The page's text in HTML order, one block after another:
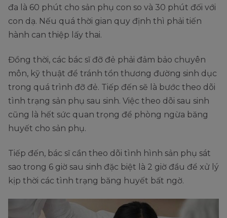
đa là 60 phút cho sản phụ con so và 30 phút đối với
con dạ. Nếu quá thời gian quy định thì phải tiến
hành can thiệp lấy thai.
Đồng thời, các bác sĩ đỡ đẻ phải đảm bảo chuyên
môn, kỹ thuật để tránh tổn thương đường sinh dục
trong quá trình đỡ đẻ. Tiếp đến sẽ là bước theo dõi
tình trạng sản phụ sau sinh. Việc theo dõi sau sinh
cũng là hết sức quan trọng để phòng ngừa băng
huyết cho sản phụ.
Tiếp đến, bác sĩ cần theo dõi tình hình sản phụ sát
sao trong 6 giờ sau sinh đặc biệt là 2 giờ đầu để xử lý
kịp thời các tình trạng băng huyết bất ngờ.